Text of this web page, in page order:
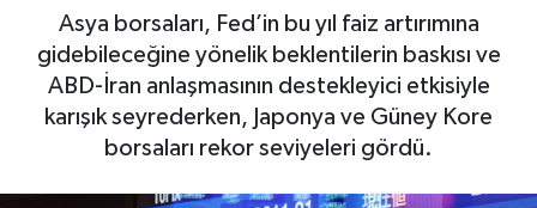
Asya borsaları, Fed’in bu yıl faiz artırımına
gidebileceğine yönelik beklentilerin baskısı ve
ABD-İran anlaşmasının destekleyici etkisiyle
karışık seyrederken, Japonya ve Güney Kore
borsaları rekor seviyeleri gördü.
Bitcoin
Şirket Haberleri
Borsa Gundem